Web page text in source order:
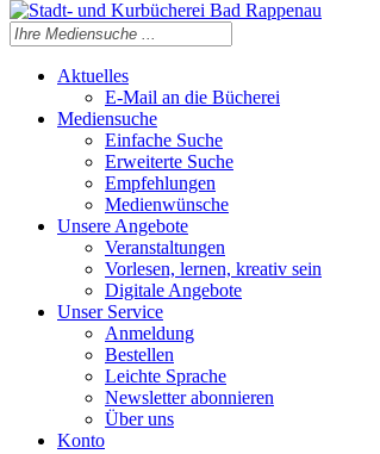
Aktuelles
E-Mail an die Bücherei
Mediensuche
Einfache Suche
Erweiterte Suche
Empfehlungen
Medienwünsche
Unsere Angebote
Veranstaltungen
Vorlesen, lernen, kreativ sein
Digitale Angebote
Unser Service
Anmeldung
Bestellen
Leichte Sprache
Newsletter abonnieren
Über uns
Konto